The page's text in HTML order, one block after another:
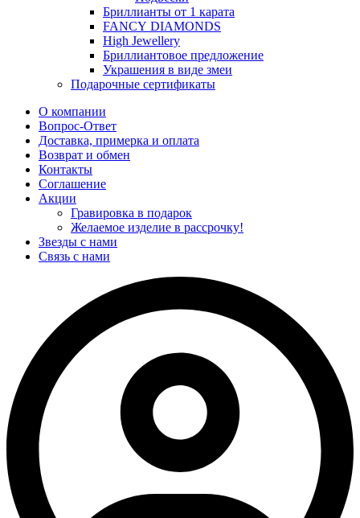
Бриллианты от 1 карата
FANCY DIAMONDS
High Jewellery
Бриллиантовое предложение
Украшения в виде змеи
Подарочные сертификаты
О компании
Вопрос-Ответ
Доставка, примерка и оплата
Возврат и обмен
Контакты
Соглашение
Акции
Гравировка в подарок
Желаемое изделие в рассрочку!
Звезды с нами
Связь с нами